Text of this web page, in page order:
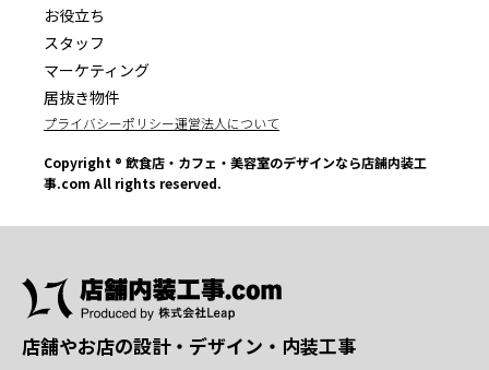
お役立ち
スタッフ
マーケティング
居抜き物件
プライバシーポリシー運営法人について
Copyright ® 飲食店・カフェ・美容室のデザインなら店舗内装工
事.com All rights reserved.
店舗やお店の設計・デザイン・内装工事